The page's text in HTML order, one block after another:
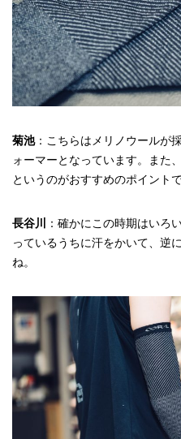
菊池：こちらはメリノウールが
ォーマーとなっています。また
というのがおすすめのポイントで
長谷川
：確かにこの時期はいろ
っているうちに汗をかいて、逆
ね。